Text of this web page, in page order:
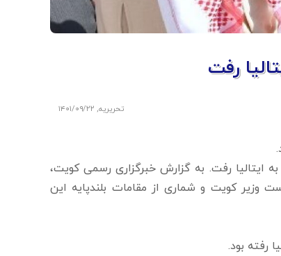
رفت
تحریریه, ۱۴۰۱/۰۹/۲۲
ایتالیا رفت. به گزارش خبرگزاری رسمی کویت،
وزیر کویت و شماری از مقامات بلندپایه این